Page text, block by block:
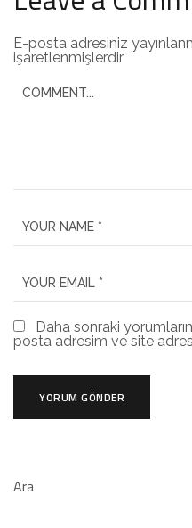
E-posta adresiniz
işaretlenmişlerdir
Daha sonraki
posta adresim ve site
Ara